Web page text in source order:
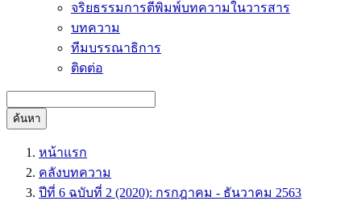
จริยธรรมการตีพิมพ์บทความในวารสาร
บทความ
ทีมบรรณาธิการ
ติดต่อ
ค้นหา
หน้าแรก
คลังบทความ
ปีที่ 6 ฉบับที่ 2 (2020): กรกฎาคม - ธันวาคม 2563